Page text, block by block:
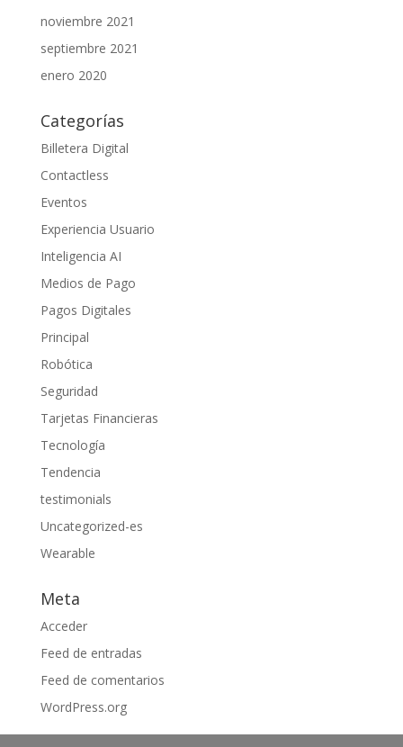
noviembre 2021
septiembre 2021
enero 2020
Categorías
Billetera Digital
Contactless
Eventos
Experiencia Usuario
Inteligencia AI
Medios de Pago
Pagos Digitales
Principal
Robótica
Seguridad
Tarjetas Financieras
Tecnología
Tendencia
testimonials
Uncategorized-es
Wearable
Meta
Acceder
Feed de entradas
Feed de comentarios
WordPress.org